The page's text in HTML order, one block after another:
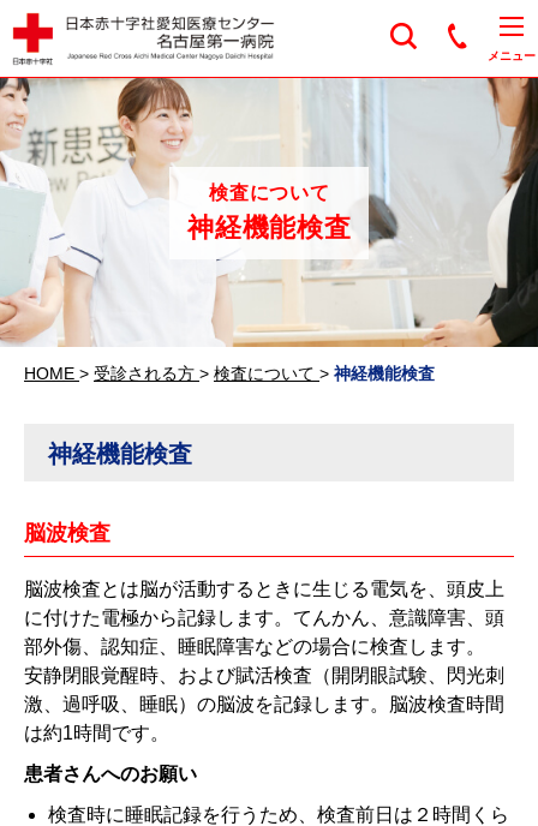
メニュー
検査について
神経機能検査
HOME > 受診される方 > 検査について > 神経機能検査
神経機能検査
脳波検査
脳波検査とは脳が活動するときに生じる電気を、頭皮上
に付けた電極から記録します。てんかん、意識障害、頭
部外傷、認知症、睡眠障害などの場合に検査します。
安静閉眼覚醒時、および賦活検査（開閉眼試験、閃光刺
激、過呼吸、睡眠）の脳波を記録します。脳波検査時間
は約1時間です。
患者さんへのお願い
検査時に睡眠記録を行うため、検査前日は２時間くら